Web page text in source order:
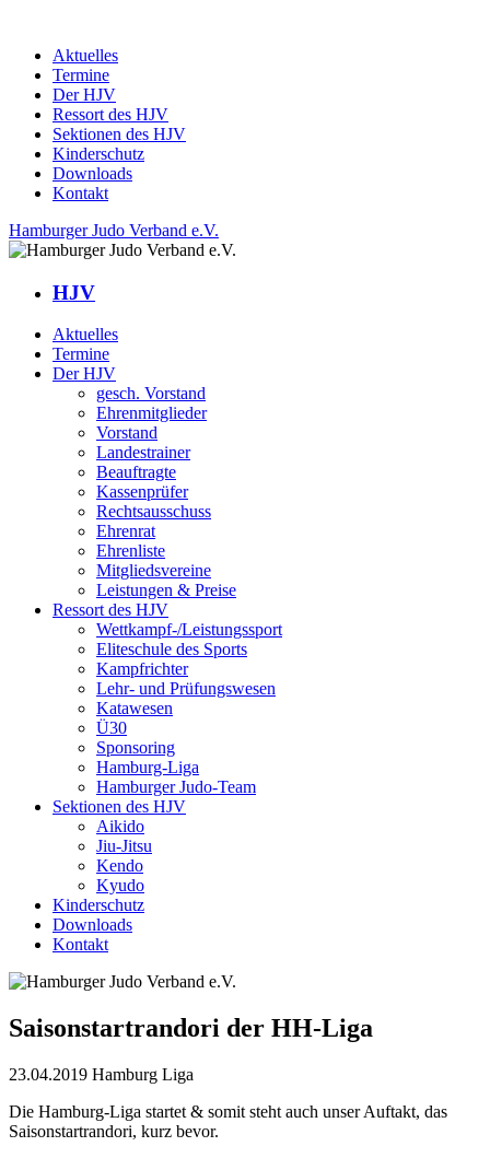
Aktuelles
Termine
Der HJV
Ressort des HJV
Sektionen des HJV
Kinderschutz
Downloads
Kontakt
Hamburger Judo Verband e.V.
HJV
Aktuelles
Termine
Der HJV
gesch. Vorstand
Ehrenmitglieder
Vorstand
Landestrainer
Beauftragte
Kassenprüfer
Rechtsausschuss
Ehrenrat
Ehrenliste
Mitgliedsvereine
Leistungen & Preise
Ressort des HJV
Wettkampf-/Leistungssport
Eliteschule des Sports
Kampfrichter
Lehr- und Prüfungswesen
Katawesen
Ü30
Sponsoring
Hamburg-Liga
Hamburger Judo-Team
Sektionen des HJV
Aikido
Jiu-Jitsu
Kendo
Kyudo
Kinderschutz
Downloads
Kontakt
Saisonstartrandori der HH-Liga
23.04.2019 Hamburg Liga
Die Hamburg-Liga startet & somit steht auch unser Auftakt, das
Saisonstartrandori, kurz bevor.